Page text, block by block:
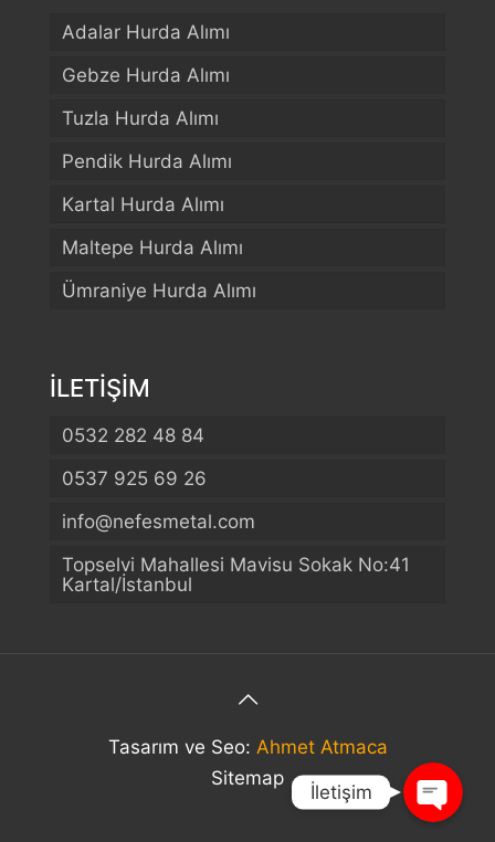
Adalar Hurda Alımı
Gebze Hurda Alımı
Tuzla Hurda Alımı
Pendik Hurda Alımı
Kartal Hurda Alımı
Maltepe Hurda Alımı
Ümraniye Hurda Alımı
İLETİŞİM
0532 282 48 84
0537 925 69 26
info@nefesmetal.com
Topselvi Mahallesi Mavisu Sokak No:41
Kartal/İstanbul
Tasarım ve Seo: Ahmet Atmaca
Sitemap
Telefon
İletişim